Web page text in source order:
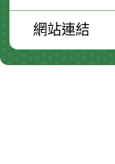
網站連結